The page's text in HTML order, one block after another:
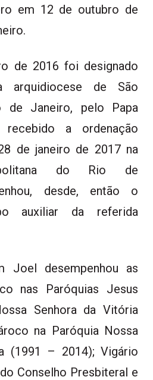
em 12 de outubro de
de 2016 foi designado
arquidiocese de São
de Janeiro, pelo Papa
recebido a ordenação
de janeiro de 2017 na
do Rio de
desde, então o
auxiliar da referida
Joel desempenhou as
nas Paróquias Jesus
Senhora da Vitória
na Paróquia Nossa
(1991 – 2014); Vigário
Conselho Presbiteral e